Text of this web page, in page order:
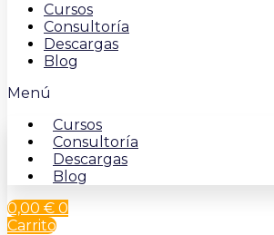
Cursos
Consultoría
Descargas
Blog
Menú
Cursos
Consultoría
Descargas
Blog
0,00 € 0
Carrito